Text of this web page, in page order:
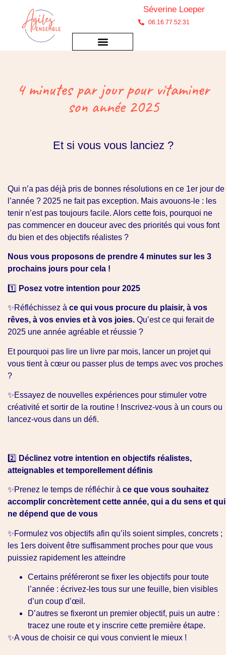
Séverine Loeper
06.16.77.52.31
4 minutes par jour pour vitaminer
son année 2025
Et si vous vous lanciez ?
Qui n’a pas déjà pris de bonnes résolutions en ce 1er jour de
l’année ? 2025 ne fait pas exception. Mais avouons-le : les
tenir n’est pas toujours facile. Alors cette fois, pourquoi ne
pas commencer en douceur avec des priorités qui vous font
du bien et des objectifs réalistes ?
Nous vous proposons de prendre 4 minutes sur les 3
prochains jours pour cela !
1️⃣ Posez votre intention pour 2025
✨Réfléchissez à ce qui vous procure du plaisir, à vos
rêves, à vos envies et à vos joies. Qu’est ce qui ferait de
2025 une année agréable et réussie ?
Et pourquoi pas lire un livre par mois, lancer un projet qui
vous tient à cœur ou passer plus de temps avec vos proches
?
✨Essayez de nouvelles expériences pour stimuler votre
créativité et sortir de la routine ! Inscrivez-vous à un cours ou
lancez-vous dans un défi.
2️⃣ Déclinez votre intention en objectifs réalistes,
atteignables et temporellement définis
✨Prenez le temps de réfléchir à ce que vous souhaitez
accomplir concrètement cette année, qui a du sens et qui
ne dépend que de vous
✨Formulez vos objectifs afin qu’ils soient simples, concrets ;
les 1ers doivent être suffisamment proches pour que vous
puissiez rapidement les atteindre
Certains préféreront se fixer les objectifs pour toute
l’année : écrivez-les tous sur une feuille, bien visibles
d’un coup d’œil.
D’autres se fixeront un premier objectif, puis un autre :
tracez une route et y inscrire cette première étape.
✨A vous de choisir ce qui vous convient le mieux !